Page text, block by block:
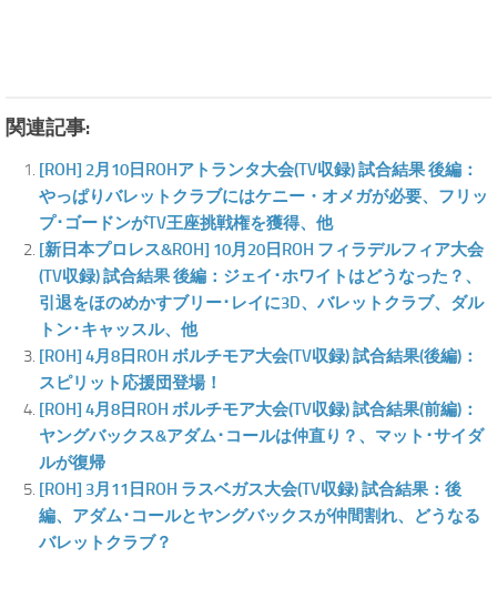
関連記事:
[ROH] 2月10日ROHアトランタ大会(TV収録) 試合結果 後編：
やっぱりバレットクラブにはケニー・オメガが必要、フリッ
プ･ゴードンがTV王座挑戦権を獲得、他
[新日本プロレス&ROH] 10月20日ROH フィラデルフィア大会
(TV収録) 試合結果 後編：ジェイ･ホワイトはどうなった？、
引退をほのめかすブリー･レイに3D、バレットクラブ、ダル
トン･キャッスル、他
[ROH] 4月8日ROH ボルチモア大会(TV収録) 試合結果(後編)：
スピリット応援団登場！
[ROH] 4月8日ROH ボルチモア大会(TV収録) 試合結果(前編)：
ヤングバックス&アダム･コールは仲直り？、マット･サイダ
ルが復帰
[ROH] 3月11日ROH ラスベガス大会(TV収録) 試合結果：後
編、アダム･コールとヤングバックスが仲間割れ、どうなる
バレットクラブ？